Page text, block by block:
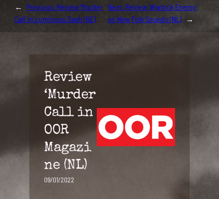
← Previous: Review ‘Murder
Call’ in Luminous Dash (BE)
Next: Review ‘Warlock Enemy’
on New Folk Sounds (NL) →
Review
‘Murder
Call in
OOR
Magazi
ne (NL)
09/01/2022